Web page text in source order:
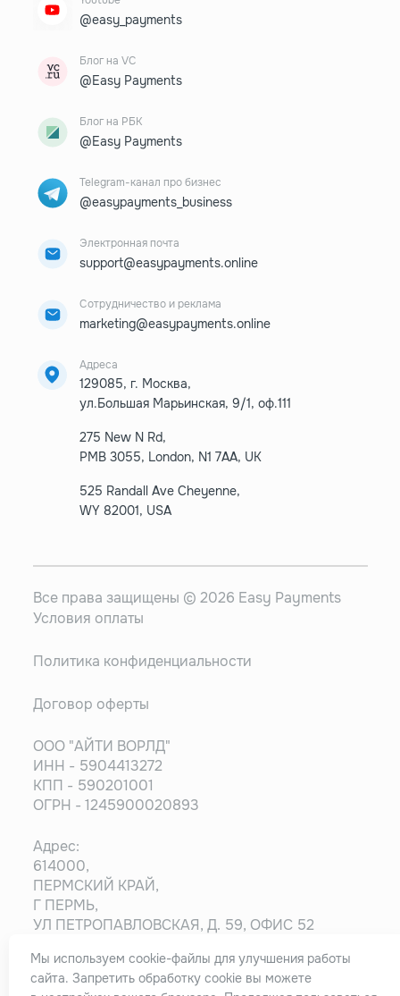
@easy_payments
Блог на VC
@Easy Payments
Блог на РБК
@Easy Payments
Telegram-канал про бизнес
@easypayments_business
Электронная почта
support@easypayments.online
Сотрудничество и реклама
marketing@easypayments.online
Адреса
129085, г. Москва,
ул.Большая Марьинская, 9/1, оф.111
275 New N Rd,
PMB 3055, London, N1 7AA, UK
525 Randall Ave Cheyenne,
WY 82001, USA
Все права защищены © 2026 Easy Payments
Условия оплаты
Политика конфиденциальности
Договор оферты
ООО "АЙТИ ВОРЛД"
ИНН - 5904413272
КПП - 590201001
ОГРН - 1245900020893
Адрес:
614000,
ПЕРМСКИЙ КРАЙ,
Г ПЕРМЬ,
УЛ ПЕТРОПАВЛОВСКАЯ, Д. 59, ОФИС 52
Информация на сайте носит ознакомительный
Мы используем cookie-файлы для улучшения работы
сайта. Запретить обработку cookie вы можете